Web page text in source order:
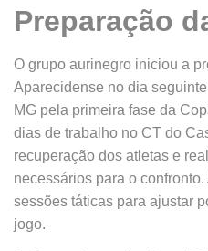
Preparação
O grupo aurinegro iniciou a
Aparecidense no dia
MG pela primeira fase da
dias de trabalho no CT do
recuperação dos atletas e
necessários para o
sessões táticas para ajustar
jogo.